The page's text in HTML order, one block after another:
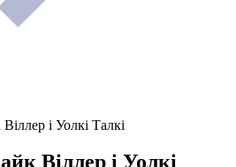
і Уолкі Талкі
Віллер і Уолкі